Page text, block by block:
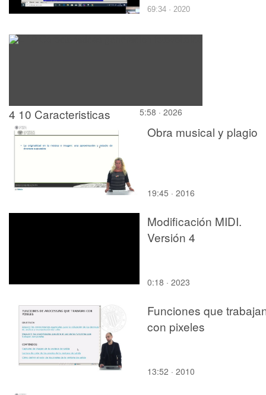
69:34 · 2020
4 10 Caracteristicas
generacion fotovoltaica
5:58 · 2026
Obra musical y plagio
19:45 · 2016
Modificación MIDI.
Versión 4
0:18 · 2023
Funciones que
con pixeles
13:52 · 2010